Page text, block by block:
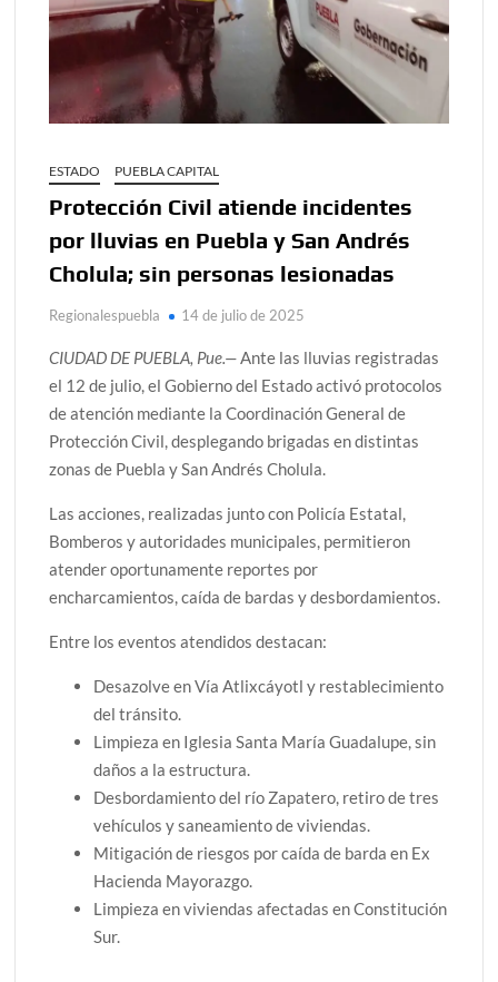
ESTADO PUEBLA CAPITAL
Protección Civil atiende incidentes
por lluvias en Puebla y San Andrés
Cholula; sin personas lesionadas
Regionalespuebla 14 de julio de 2025
CIUDAD DE PUEBLA, Pue.—Ante las lluvias registradas
el 12 de julio, el Gobierno del Estado activó protocolos
de atención mediante la Coordinación General de
Protección Civil, desplegando brigadas en distintas
zonas de Puebla y San Andrés Cholula.
Las acciones, realizadas junto con Policía Estatal,
Bomberos y autoridades municipales, permitieron
atender oportunamente reportes por
encharcamientos, caída de bardas y desbordamientos.
Entre los eventos atendidos destacan:
Desazolve en Vía Atlixcáyotl y restablecimiento
del tránsito.
Limpieza en Iglesia Santa María Guadalupe, sin
daños a la estructura.
Desbordamiento del río Zapatero, retiro de tres
vehículos y saneamiento de viviendas.
Mitigación de riesgos por caída de barda en Ex
Hacienda Mayorazgo.
Limpieza en viviendas afectadas en Constitución
Sur.